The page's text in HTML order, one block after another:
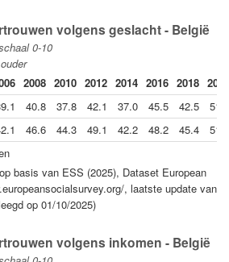
volgens geslacht - België
0-10
2008 2010 2012 2014 2016 2018 2021
40.8 37.8 42.1 37.0 45.5 42.5
51.4
46.6 44.3 49.1 42.2 48.2 45.4
51.6
basis van ESS (2025), Dataset European
, laatste update van
op 01/10/2025)
volgens inkomen - België